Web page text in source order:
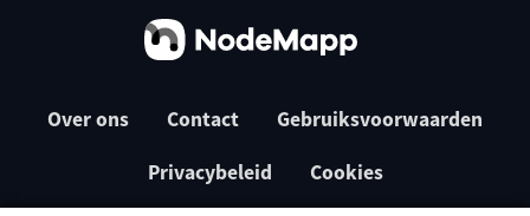
Over ons Contact Gebruiksvoorwaarden
Privacybeleid Cookies